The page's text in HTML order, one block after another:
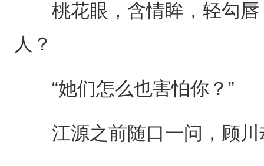
桃花眼，含情眸，轻勾唇
人？
“她们怎么也害怕你？”
江源之前随口一问，顾川